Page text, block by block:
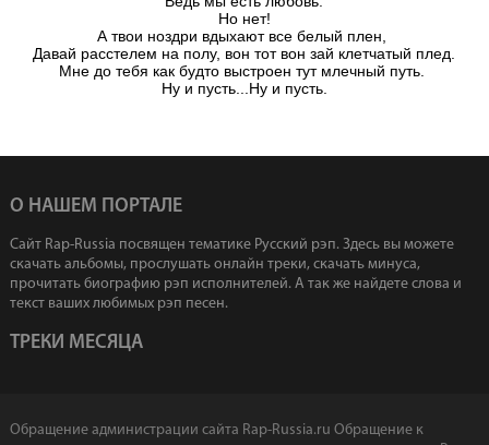
Но нет!
А твои ноздри вдыхают все белый плен,
Давай расстелем на полу, вон тот вон зай клетчатый плед.
Мне до тебя как будто выстроен тут млечный путь.
Ну и пусть...Ну и пусть.
О НАШЕМ ПОРТАЛЕ
Сайт Rap-Russia посвящен тематике Русский рэп. Здесь вы можете
скачать альбомы, прослушать онлайн треки, скачать минуса,
прочитать биографию рэп исполнителей. А так же найдете слова и
текст ваших любимых рэп песен.
ТРЕКИ МЕСЯЦА
Обращение администрации сайта Rap-Russia.ru Обращение к